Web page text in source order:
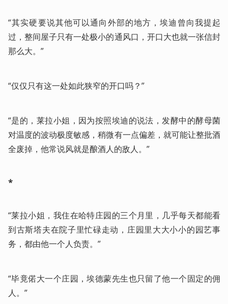
“其实硬要说其他可以通向外部的地方，埃迪曾向我提起
过，整间屋子只有一处极小的通风口，开口大也就一张信封
那么大。”
“仅仅只有这一处如此狭窄的开口吗？”
“是的，莱拉小姐，因为按照埃迪的说法，发酵中的酵母菌
对温度的波动极度敏感，稍微有一点偏差，就可能让整批酒
全废掉，他常说风就是酿酒人的敌人。”
*
“莱拉小姐，我住在哈特庄园的三个月里，几乎每天都能看
到古斯塔夫在院子里忙碌走动，庄园里大大小小的园艺事
务，都由他一个人负责。”
“毕竟偌大一个庄园，埃德蒙先生也只留了他一个固定的佣
人。”